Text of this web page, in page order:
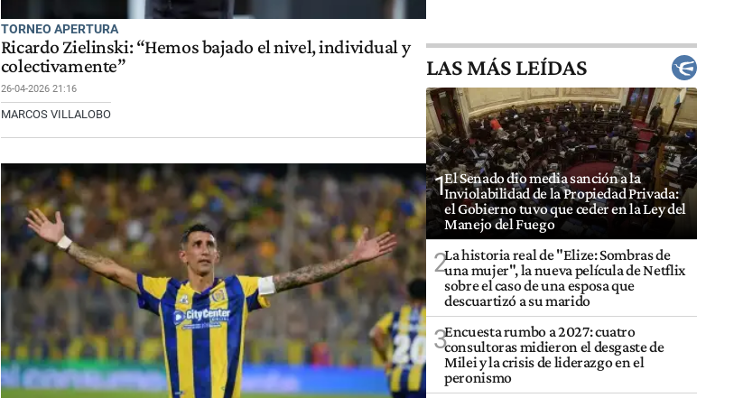
TORNEO APERTURA
Ricardo Zielinski: “Hemos bajado el nivel, individual y
colectivamente”
26-04-2026 21:16
MARCOS VILLALOBO
LAS MÁS LEÍDAS
1El Senado dio media sanción a la
Inviolabilidad de la Propiedad Privada:
el Gobierno tuvo que ceder en la Ley del
Manejo del Fuego
2La historia real de "Elize: Sombras de
una mujer", la nueva película de Netflix
sobre el caso de una esposa que
descuartizó a su marido
3Encuesta rumbo a 2027: cuatro
consultoras midieron el desgaste de
Milei y la crisis de liderazgo en el
peronismo